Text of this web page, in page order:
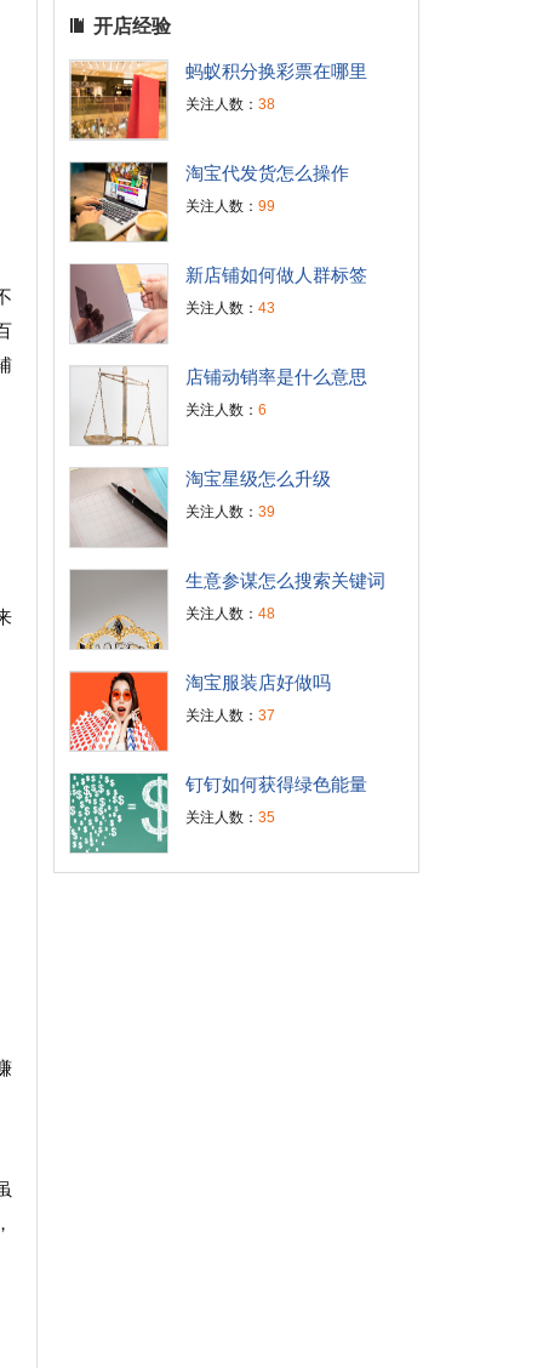
开店经验
蚂蚁积分换彩票在哪里
关注人数： 38
淘宝代发货怎么操作
关注人数： 99
新店铺如何做人群标签
关注人数： 43
店铺动销率是什么意思
关注人数： 6
淘宝星级怎么升级
关注人数： 39
生意参谋怎么搜索关键词
关注人数： 48
淘宝服装店好做吗
关注人数： 37
钉钉如何获得绿色能量
关注人数： 35